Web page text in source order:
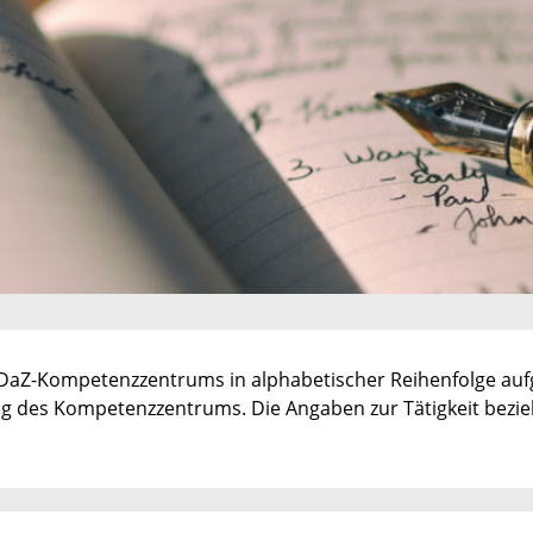
Kompetenzzentrums in alphabetischer Reihen­fol­ge
Kompetenzzentrums. Die Angaben zur Tätigkeit